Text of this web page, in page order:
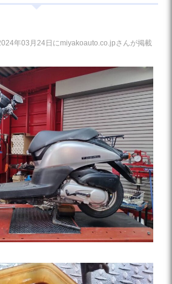
年03月24日にmiyakoauto.co.jpさんが掲載